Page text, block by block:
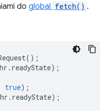
do global fetch() .
();
. readyState);
true);
. readyState);